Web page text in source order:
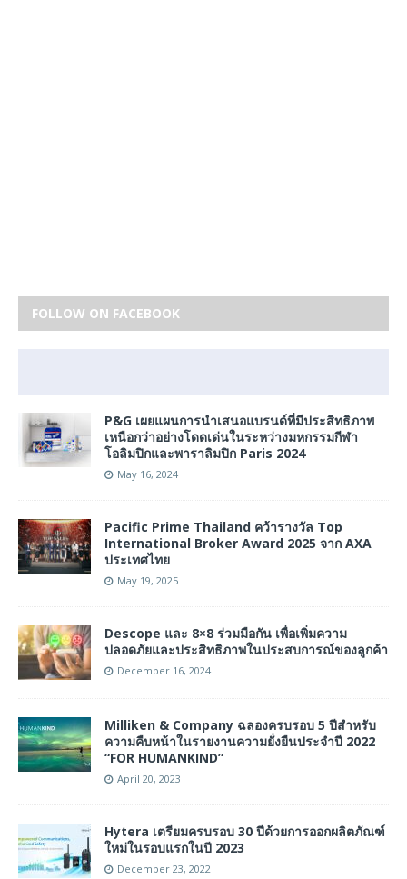
FOLLOW ON FACEBOOK
P&G เผยแผนการนำเสนอแบรนด์ที่มีประสิทธิภาพ
เหนือกว่าอย่างโดดเด่นในระหว่างมหกรรมกีฬา
โอลิมปิกและพาราลิมปิก Paris 2024
May 16, 2024
Pacific Prime Thailand คว้ารางวัล Top
International Broker Award 2025 จาก AXA
ประเทศไทย
May 19, 2025
Descope และ 8×8 ร่วมมือกัน เพื่อเพิ่มความ
ปลอดภัยและประสิทธิภาพในประสบการณ์ของลูกค้า
December 16, 2024
Milliken & Company ฉลองครบรอบ 5 ปีสำหรับ
ความคืบหน้าในรายงานความยั่งยืนประจำปี 2022
“FOR HUMANKIND”
April 20, 2023
Hytera เตรียมครบรอบ 30 ปีด้วยการออกผลิตภัณฑ์
ใหม่ในรอบแรกในปี 2023
December 23, 2022